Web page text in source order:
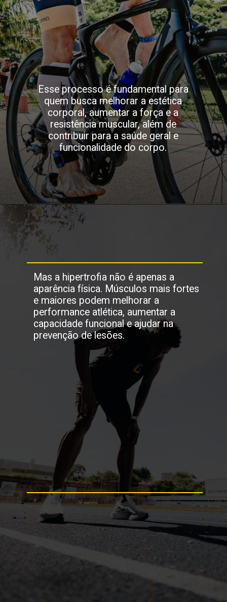
Esse processo é fundamental para
quem busca melhorar a estética
corporal, aumentar a força e a
resistência muscular, além de
contribuir para a saúde geral e
funcionalidade do corpo.
Mas a hipertrofia não é apenas a
aparência física. Músculos mais fortes
e maiores podem melhorar a
performance atlética, aumentar a
capacidade funcional e ajudar na
prevenção de lesões.